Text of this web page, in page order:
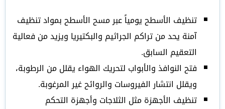
تنظيف الأسطح يومياً عبر مسح الأسطح بمواد تنظيف
آمنة يحد من تراكم الجراثيم والبكتيريا ويزيد من فعالية
التعقيم السابق.
فتح النوافذ والأبواب لتحريك الهواء يقلل من الرطوبة،
ويقلل انتشار الفيروسات والروائح غير المرغوبة.
تنظيف الأجهزة مثل الثلاجات وأجهزة التحكم